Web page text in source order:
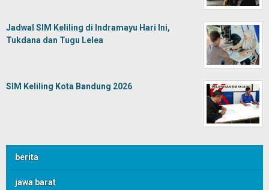
Jadwal SIM Keliling di Indramayu Hari Ini,
Tukdana dan Tugu Lelea
SIM Keliling Kota Bandung 2026
berita
jawa barat